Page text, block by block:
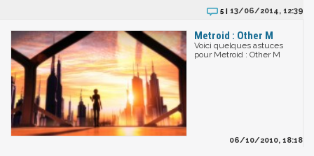
5 | 13/06/2014, 12:39
Metroid : Other M
Voici quelques astuces
pour Metroid : Other M
06/10/2010, 18:18